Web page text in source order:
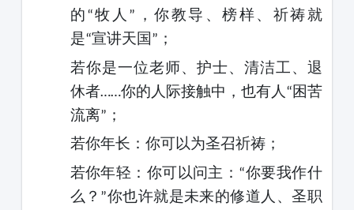
的 “牧人 ”
，你教导、榜样、祈祷就
是“宣讲天国 ” ；
若你是一位老师、护士、清洁工、退
休者……你的人际接触中，也有人 “困苦
流离” ；
若你年长：你可以为圣召祈祷；
若你年轻：你可以问主： “你要我作什
么？ ”你也许就是未来的修道人、圣职